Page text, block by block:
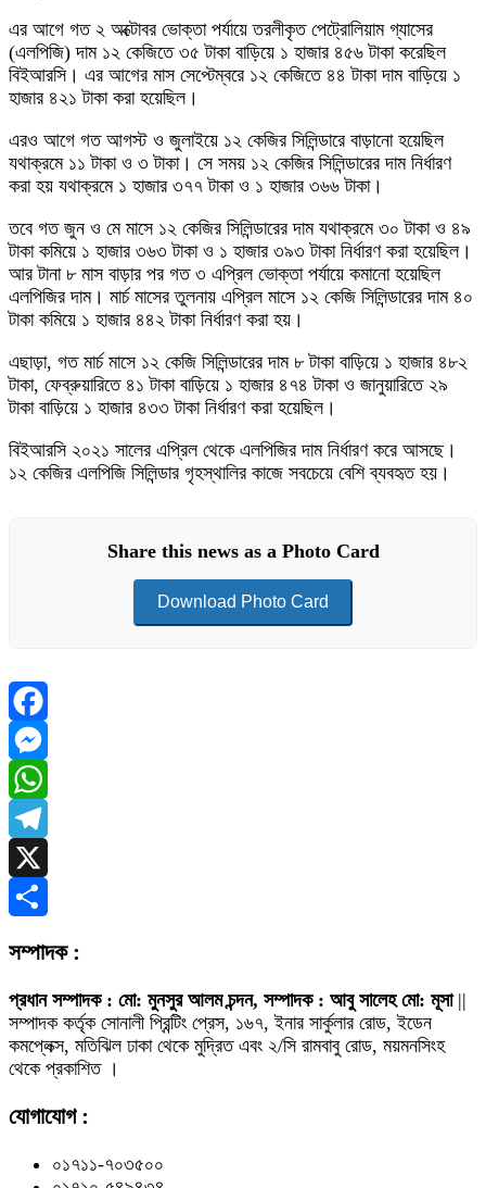
এর আগে গত ২ অক্টোবর ভোক্তা পর্যায়ে তরলীকৃত পেট্রোলিয়াম গ্যাসের
(এলপিজি) দাম ১২ কেজিতে ৩৫ টাকা বাড়িয়ে ১ হাজার ৪৫৬ টাকা করেছিল
বিইআরসি। এর আগের মাস সেপ্টেম্বরে ১২ কেজিতে ৪৪ টাকা দাম বাড়িয়ে ১
হাজার ৪২১ টাকা করা হয়েছিল।
এরও আগে গত আগস্ট ও জুলাইয়ে ১২ কেজির সিলিন্ডারে বাড়ানো হয়েছিল
যথাক্রমে ১১ টাকা ও ৩ টাকা। সে সময় ১২ কেজির সিলিন্ডারের দাম নির্ধারণ
করা হয় যথাক্রমে ১ হাজার ৩৭৭ টাকা ও ১ হাজার ৩৬৬ টাকা।
তবে গত জুন ও মে মাসে ১২ কেজির সিলিন্ডারের দাম যথাক্রমে ৩০ টাকা ও ৪৯
টাকা কমিয়ে ১ হাজার ৩৬৩ টাকা ও ১ হাজার ৩৯৩ টাকা নির্ধারণ করা হয়েছিল।
আর টানা ৮ মাস বাড়ার পর গত ৩ এপ্রিল ভোক্তা পর্যায়ে কমানো হয়েছিল
এলপিজির দাম। মার্চ মাসের তুলনায় এপ্রিল মাসে ১২ কেজি সিলিন্ডারের দাম ৪০
টাকা কমিয়ে ১ হাজার ৪৪২ টাকা নির্ধারণ করা হয়।
এছাড়া, গত মার্চ মাসে ১২ কেজি সিলিন্ডারের দাম ৮ টাকা বাড়িয়ে ১ হাজার ৪৮২
টাকা, ফেব্রুয়ারিতে ৪১ টাকা বাড়িয়ে ১ হাজার ৪৭৪ টাকা ও জানুয়ারিতে ২৯
টাকা বাড়িয়ে ১ হাজার ৪৩৩ টাকা নির্ধারণ করা হয়েছিল।
বিইআরসি ২০২১ সালের এপ্রিল থেকে এলপিজির দাম নির্ধারণ করে আসছে।
১২ কেজির এলপিজি সিলিন্ডার গৃহস্থালির কাজে সবচেয়ে বেশি ব্যবহৃত হয়।
Share this news as a Photo Card
Download Photo Card
Facebook
Messenger
WhatsApp
Telegram
X
সম্পাদক :
প্রধান সম্পাদক : মো: মুনসুর আলম চন্দন, সম্পাদক : আবু সালেহ মো: মূসা||
সম্পাদক কর্তৃক সোনালী প্রিন্টিং প্রেস, ১৬৭, ইনার সার্কুলার রোড, ইডেন
কমপ্লেক্স, মতিঝিল ঢাকা থেকে মুদ্রিত এবং ২/সি রামবাবু রোড, ময়মনসিংহ
থেকে প্রকাশিত ।
যোগাযোগ :
০১৭১১-৭০৩৫০০